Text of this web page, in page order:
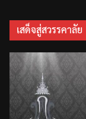
เสด็จสู่สวรรคาลัย